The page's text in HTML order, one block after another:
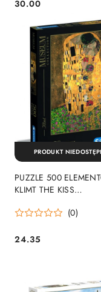
Cena:
30.00
PUZZLE 500
KLIMT THE KISS
CLEMENTONI (0)
Cena:
24.35
PRODUKT